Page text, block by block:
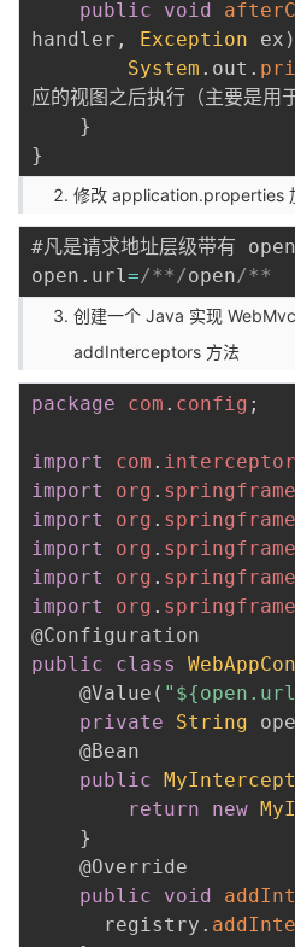
public
void
handler , Exception ex )
System . out .
应的视图之后执行（主要是用
}
}
修改 application.properties
#凡是请求地址层级带有
open . url=/**/open
创建一个 Java 实现
addInterceptors 方法
package com . config ;
import com . interceptor
import
org .
import
org .
import
org .
import
org .
import
org .
@Configuration
public
class
@Value (
private
String
@Bean
public
return
new
}
@Override
public
void
      registry
.